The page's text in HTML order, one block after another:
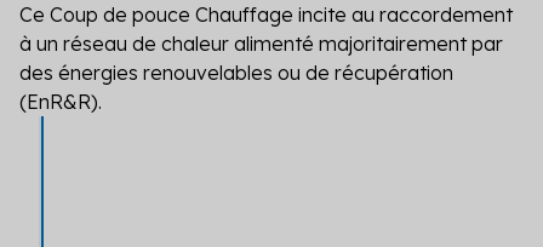
Ce Coup de pouce Chauffage incite au raccordement
à un réseau de chaleur alimenté majoritairement par
des énergies renouvelables ou de récupération
(EnR&R).